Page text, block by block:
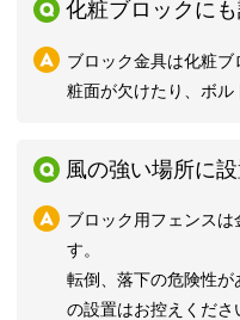
化粧ブロックに
ブロック金具は化粧
粧面が欠けたり、ボル
風の強い場所に
ブロック用フェンス
す。
転倒、落下の危険性
の設置はお控えくださ